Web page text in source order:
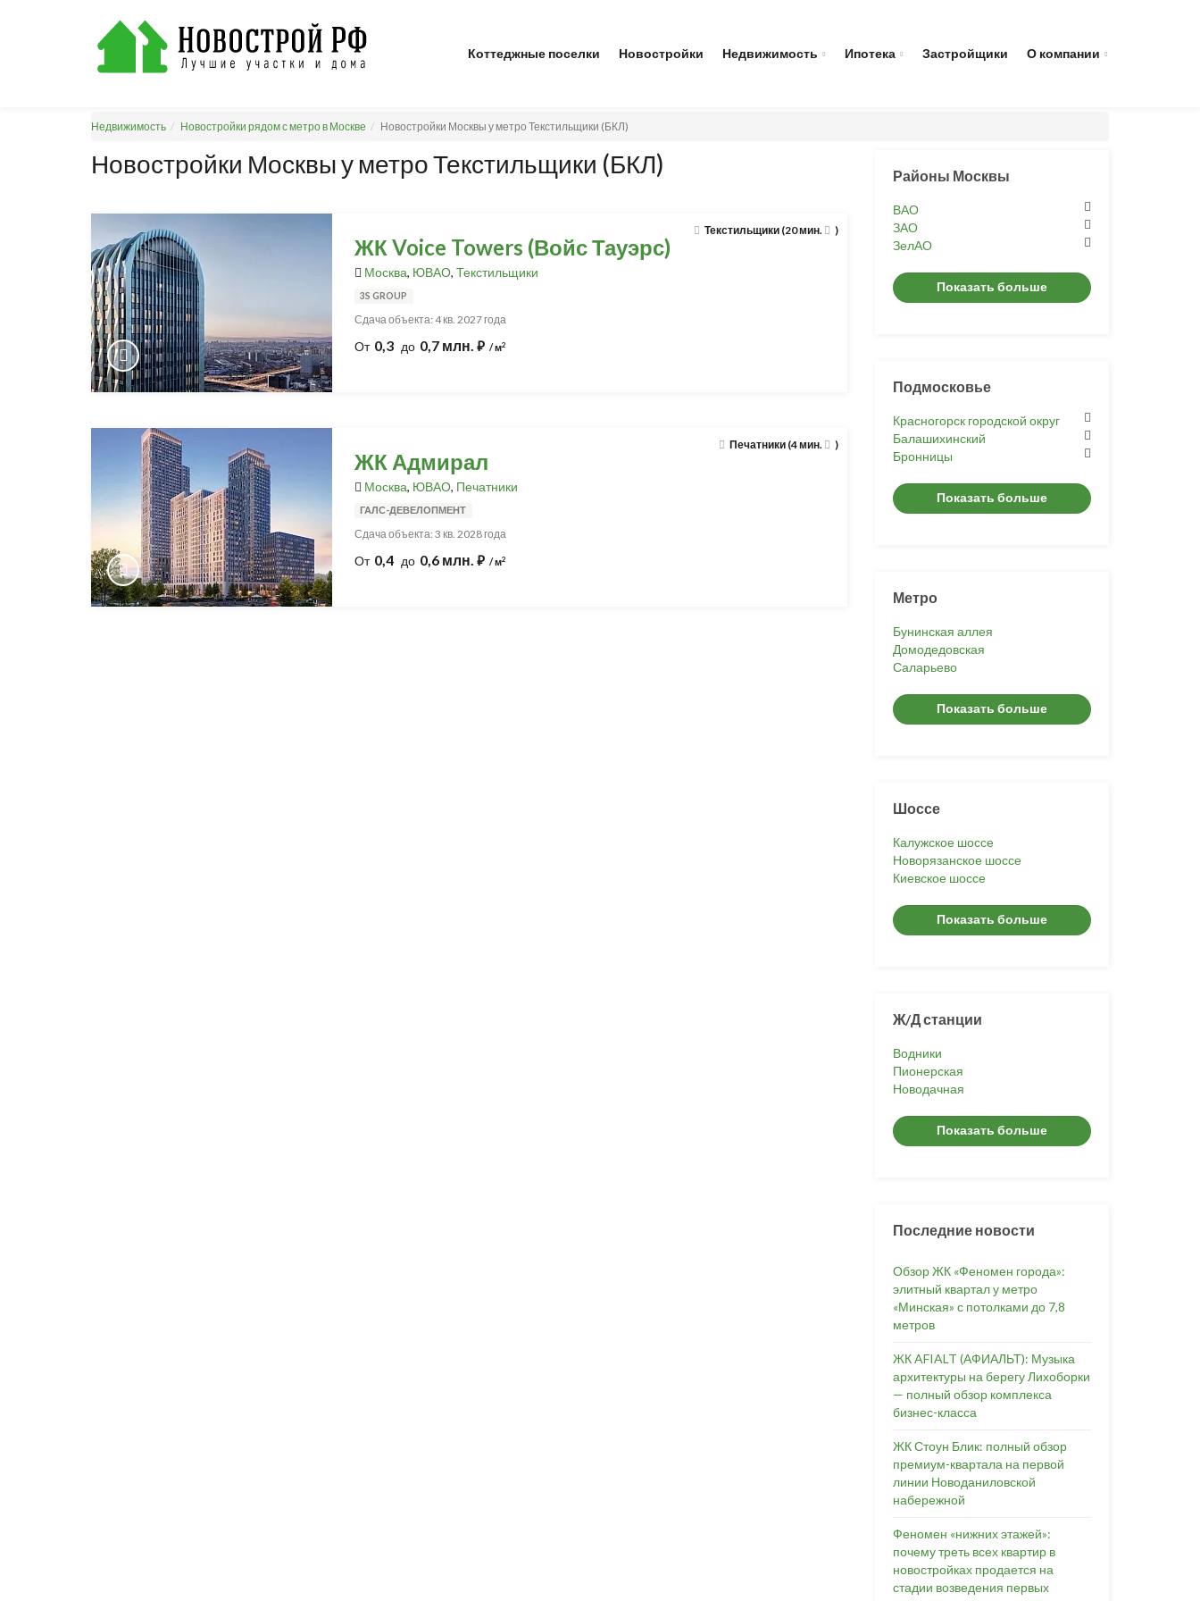
Коттеджные поселки Новостройки Недвижимость Ипотека Застройщики О компании
Недвижимость Новостройки рядом с метро в Москве Новостройки Москвы у метро Текстильщики (БКЛ)
Новостройки Москвы у метро Текстильщики (БКЛ)
Текстильщики (20 мин. )
ЖК Voice Towers (Войс Тауэрс)
Москва, ЮВАО, Текстильщики
3S GROUP
Сдача объекта: 4 кв. 2027 года
От 0,3 до 0,7 млн. ⃏ / м2
Печатники (4 мин. )
ЖК Адмирал
Москва, ЮВАО, Печатники
ГАЛС-ДЕВЕЛОПМЕНТ
Сдача объекта: 3 кв. 2028 года
От 0,4 до 0,6 млн. ⃏ / м2
Районы Москвы
ВАО
ЗАО
ЗелАО
Показать больше
Подмосковье
Красногорск городской округ
Балашихинский
Бронницы
Показать больше
Метро
Бунинская аллея
Домодедовская
Саларьево
Показать больше
Шоссе
Калужское шоссе
Новорязанское шоссе
Киевское шоссе
Показать больше
Ж/Д станции
Водники
Пионерская
Новодачная
Показать больше
Последние новости
Обзор ЖК «Феномен города»:
элитный квартал у метро
«Минская» с потолками до 7,8
метров
ЖК AFIALT (АФИАЛЬТ): Музыка
архитектуры на берегу Лихоборки
— полный обзор комплекса
бизнес-класса
ЖК Стоун Блик: полный обзор
премиум-квартала на первой
линии Новоданиловской
набережной
Феномен «нижних этажей»:
почему треть всех квартир в
новостройках продается на
стадии возведения первых